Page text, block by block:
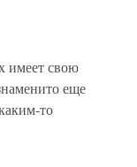
имеет свою
еще
то